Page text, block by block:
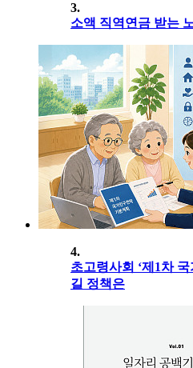
3.
소액 직역연금 받는
4.
초고령사회 ‘제1차
길 정책은